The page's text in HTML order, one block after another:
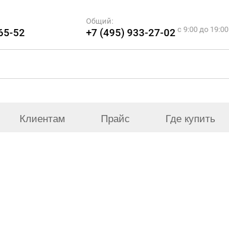
52
Общий:
+7 (495) 933-27-02 c 9:00 до 19:00
Клиентам Прайс Где купить